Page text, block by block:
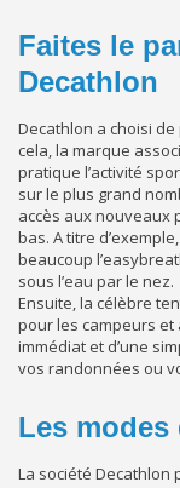
Faites le
Decathlon
Decathlon a choisi
cela, la marque
pratique l’activité
sur le plus grand
accès aux nouveaux
bas. A titre
beaucoup
sous l’eau par le nez.
Ensuite, la célèbre
pour les campeurs
immédiat et d’une
vos randonnées ou
Les
La société Decathlon